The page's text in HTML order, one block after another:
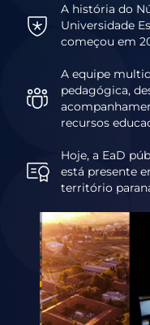
A história do
Universidade
começou em
A equipe
pedagógica,
recursos
Hoje, a EaD
está presente
território